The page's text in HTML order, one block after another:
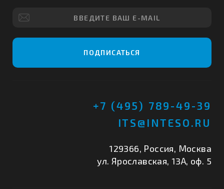
ПОДПИСАТЬСЯ
+7 (495) 789-49-39
ITS@INTESO.RU
129366, Россия, Москва
ул. Ярославская, 13А, оф. 5